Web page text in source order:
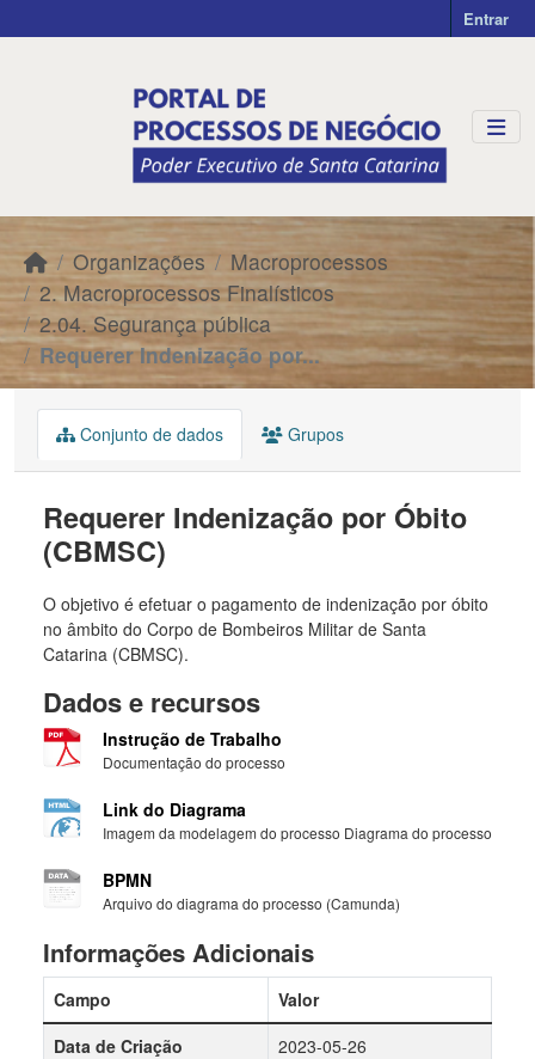
Entrar
Organizações
Macroprocessos
2. Macroprocessos Finalísticos
2.04. Segurança pública
Requerer Indenização por...
Conjunto de dados Grupos
Requerer Indenização por Óbito
(CBMSC)
O objetivo é efetuar o pagamento de indenização por óbito
no âmbito do Corpo de Bombeiros Militar de Santa
Catarina (CBMSC).
Dados e recursos
Instrução de Trabalho
Documentação do processo
Link do Diagrama
Imagem da modelagem do processo Diagrama do processo
BPMN
Arquivo do diagrama do processo (Camunda)
Informações Adicionais
Campo
Valor
Data de Criação
2023-05-26